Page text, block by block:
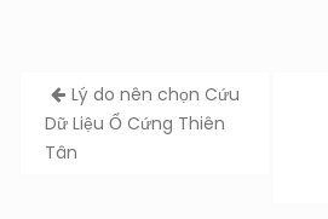
Post
navigation
Lý do nên chọn Cứu
Dữ Liệu Ổ Cứng Thiên
Tân